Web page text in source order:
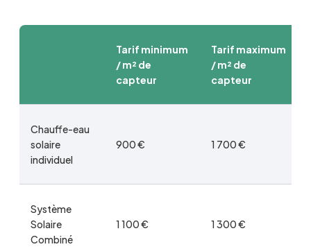
Tarif minimum
/ m² de
capteur
Tarif maximum
/ m² de
capteur
Chauffe-eau
solaire
individuel
900 € 1 700 €
Système
Solaire
Combiné
1 100 € 1 300 €